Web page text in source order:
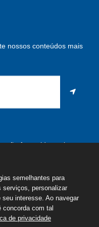
nossos conteúdos mais
são fornecidas pelo
a alteração a qualquer
| Todos os direitos
semelhantes para
serviços, personalizar
interesse. Ao navegar
concorda com tal
de privacidade